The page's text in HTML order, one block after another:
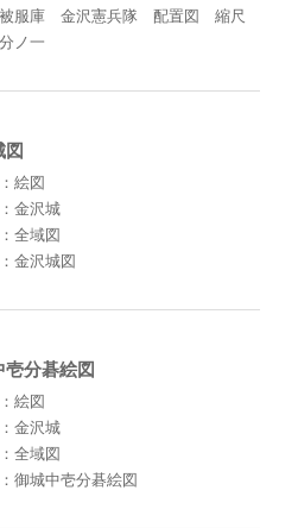
被服庫 金沢憲兵隊 配置図 縮尺
ノ一
図
絵図
金沢城
全域図
金沢城図
壱分碁絵図
絵図
金沢城
全域図
御城中壱分碁絵図